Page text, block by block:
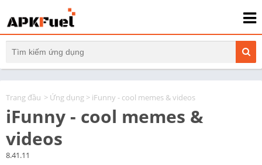
Trang đầu > Ứng dụng > iFunny - cool memes & videos
iFunny - cool memes &
videos
8.41.11